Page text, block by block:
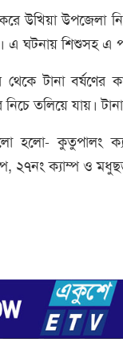
উখিয়া উপজেলা
এ ঘটনায় শিশুসহ এ
টানা বর্ষণের
তলিয়ে যায়।
হলো- কুতুপালং
২৭নং ক্যাম্প ও